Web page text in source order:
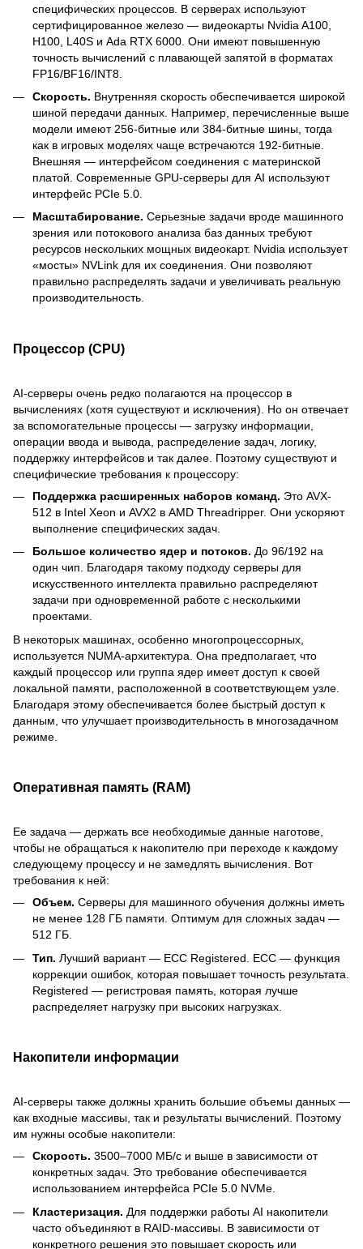
специфических процессов. В серверах используют
сертифицированное железо — видеокарты Nvidia A100,
H100, L40S и Ada RTX 6000. Они имеют повышенную
точность вычислений с плавающей запятой в форматах
FP16/BF16/INT8.
Скорость. Внутренняя скорость обеспечивается широкой
шиной передачи данных. Например, перечисленные выше
модели имеют 256-битные или 384-битные шины, тогда
как в игровых моделях чаще встречаются 192-битные.
Внешняя — интерфейсом соединения с материнской
платой. Современные GPU-серверы для AI используют
интерфейс PCIe 5.0.
Масштабирование. Серьезные задачи вроде машинного
зрения или потокового анализа баз данных требуют
ресурсов нескольких мощных видеокарт. Nvidia использует
«мосты» NVLink для их соединения. Они позволяют
правильно распределять задачи и увеличивать реальную
производительность.
Процессор (CPU)
AI-серверы очень редко полагаются на процессор в
вычислениях (хотя существуют и исключения). Но он отвечает
за вспомогательные процессы — загрузку информации,
операции ввода и вывода, распределение задач, логику,
поддержку интерфейсов и так далее. Поэтому существуют и
специфические требования к процессору:
Поддержка расширенных наборов команд. Это AVX-
512 в Intel Xeon и AVX2 в AMD Threadripper. Они ускоряют
выполнение специфических задач.
Большое количество ядер и потоков. До 96/192 на
один чип. Благодаря такому подходу серверы для
искусственного интеллекта правильно распределяют
задачи при одновременной работе с несколькими
проектами.
В некоторых машинах, особенно многопроцессорных,
используется NUMA-архитектура. Она предполагает, что
каждый процессор или группа ядер имеет доступ к своей
локальной памяти, расположенной в соответствующем узле.
Благодаря этому обеспечивается более быстрый доступ к
данным, что улучшает производительность в многозадачном
режиме.
Оперативная память (RAM)
Ее задача — держать все необходимые данные наготове,
чтобы не обращаться к накопителю при переходе к каждому
следующему процессу и не замедлять вычисления. Вот
требования к ней:
Объем. Серверы для машинного обучения должны иметь
не менее 128 ГБ памяти. Оптимум для сложных задач —
512 ГБ.
Тип. Лучший вариант — ECC Registered. ECC — функция
коррекции ошибок, которая повышает точность результата.
Registered — регистровая память, которая лучше
распределяет нагрузку при высоких нагрузках.
Накопители информации
AI-серверы также должны хранить большие объемы данных —
как входные массивы, так и результаты вычислений. Поэтому
им нужны особые накопители:
Скорость. 3500–7000 МБ/с и выше в зависимости от
конкретных задач. Это требование обеспечивается
использованием интерфейса PCIe 5.0 NVMe.
Кластеризация. Для поддержки работы AI накопители
часто объединяют в RAID-массивы. В зависимости от
конкретного решения это повышает скорость или